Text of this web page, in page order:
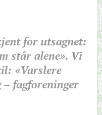
for utsagnet:
står alene». Vi
«Varslere
fagforeninger